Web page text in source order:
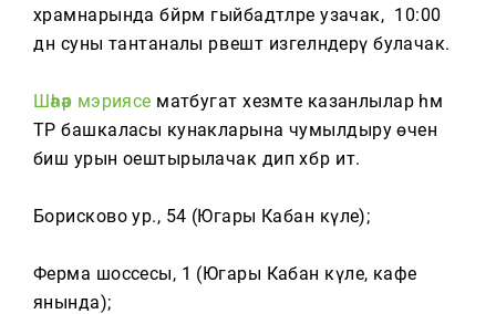
храмнарында бәйрәм гыйбадәтләре узачак, ә 10:00
дән суны тантаналы рәвештә изгеләндерү булачак.
Шәһәр мэриясе матбугат хезмәте казанлылар һәм
ТР башкаласы кунакларына чумылдыру өчен
биш урын оештырылачак дип хәбәр итә.
Борисково ур., 54 (Югары Кабан күле);
Ферма шоссесы, 1 (Югары Кабан күле, кафе
янында);